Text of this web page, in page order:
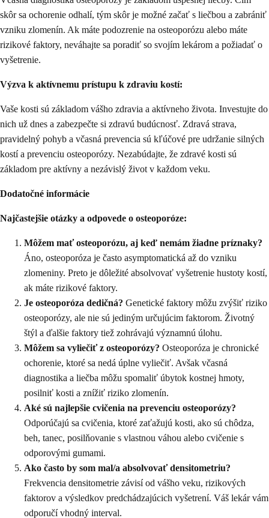
skôr sa ochorenie odhalí, tým skôr je možné začať s liečbou a zabrániť
vzniku zlomenín. Ak máte podozrenie na osteoporózu alebo máte
rizikové faktory, neváhajte sa poradiť so svojím lekárom a požiadať o
vyšetrenie.
Výzva k aktívnemu prístupu k zdraviu kostí:
Vaše kosti sú základom vášho zdravia a aktívneho života. Investujte do
nich už dnes a zabezpečte si zdravú budúcnosť. Zdravá strava,
pravidelný pohyb a včasná prevencia sú kľúčové pre udržanie silných
kostí a prevenciu osteoporózy. Nezabúdajte, že zdravé kosti sú
základom pre aktívny a nezávislý život v každom veku.
Dodatočné informácie
Najčastejšie otázky a odpovede o osteoporóze:
Môžem mať osteoporózu, aj keď nemám žiadne príznaky?
Áno, osteoporóza je často asymptomatická až do vzniku
zlomeniny. Preto je dôležité absolvovať vyšetrenie hustoty kostí,
ak máte rizikové faktory.
Je osteoporóza dedičná? Genetické faktory môžu zvýšiť riziko
osteoporózy, ale nie sú jediným určujúcim faktorom. Životný
štýl a ďalšie faktory tiež zohrávajú významnú úlohu.
Môžem sa vyliečiť z osteoporózy? Osteoporóza je chronické
ochorenie, ktoré sa nedá úplne vyliečiť. Avšak včasná
diagnostika a liečba môžu spomaliť úbytok kostnej hmoty,
posilniť kosti a znížiť riziko zlomenín.
Aké sú najlepšie cvičenia na prevenciu osteoporózy?
Odporúčajú sa cvičenia, ktoré zaťažujú kosti, ako sú chôdza,
beh, tanec, posilňovanie s vlastnou váhou alebo cvičenie s
odporovými gumami.
Ako často by som mal/a absolvovať densitometriu?
Frekvencia densitometrie závisí od vášho veku, rizikových
faktorov a výsledkov predchádzajúcich vyšetrení. Váš lekár vám
odporučí vhodný interval.